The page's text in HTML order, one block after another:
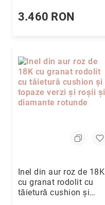
3.460 RON
Inel din aur roz de 18K
cu granat rodolit cu
tăietură cushion și